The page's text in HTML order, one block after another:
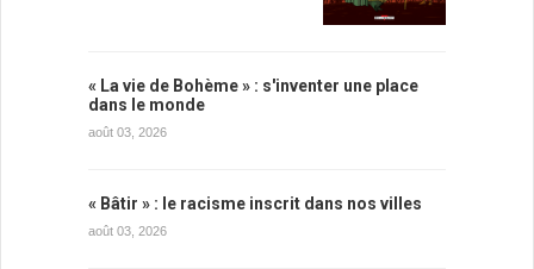
« La vie de Bohème » : s'inventer une place
dans le monde
août 03, 2026
« Bâtir » : le racisme inscrit dans nos villes
août 03, 2026